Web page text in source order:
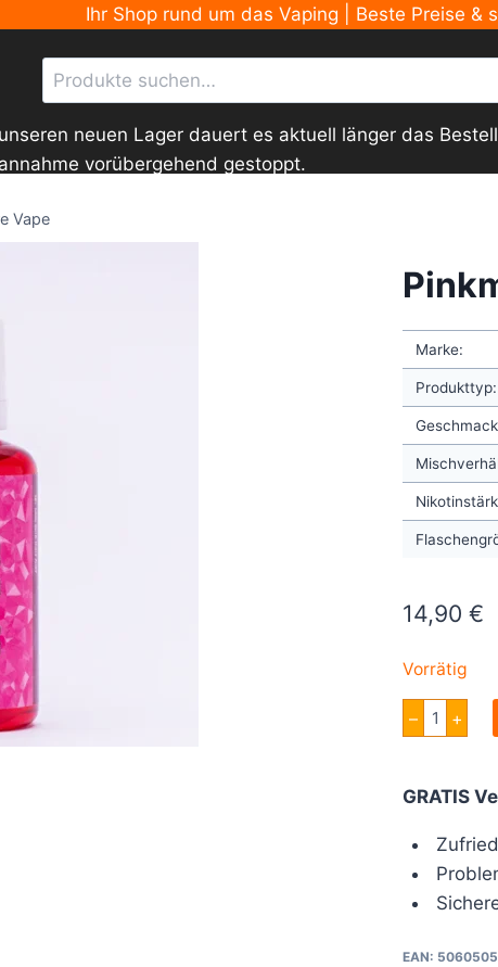
Ihr Shop rund um das Vaping | Beste Preise &
Suche
nach:
neuen Lager dauert es aktuell länger das
vorübergehend gestoppt.
Vape
Marke:
Produkttyp:
14,90 €
Vorrätig
–
Pinkman
Aroma
30ml
Menge
+
GRATIS
EAN: